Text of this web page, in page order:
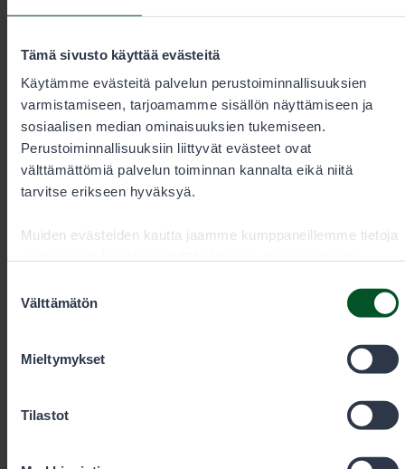
Tämä sivusto käyttää evästeitä
Käytämme evästeitä palvelun perustoiminnallisuuksien
varmistamiseen, tarjoamamme sisällön näyttämiseen ja
sosiaalisen median ominaisuuksien tukemiseen.
Perustoiminnallisuuksiin liittyvät evästeet ovat
välttämättömiä palvelun toiminnan kannalta eikä niitä
tarvitse erikseen hyväksyä.
Muiden evästeiden kautta jaamme kumppaneillemme tietoja
antanut heille tai joita on kerätty, kun olet käyttänyt heidän
valinta
Välttämätön
Mieltymykset
Tilastot
Metsästys
Metsästyslupien ostamisessa ongelmia
Eräluvat.fi-palvelussa ilmeni teknisiä ongelmia
tiistaiaamuna, jotka hellittivät kello 10 jälkeen. Osa
asiakkaista ei pystynyt maksamaan ostoskoriin
varaamiaan lupia.